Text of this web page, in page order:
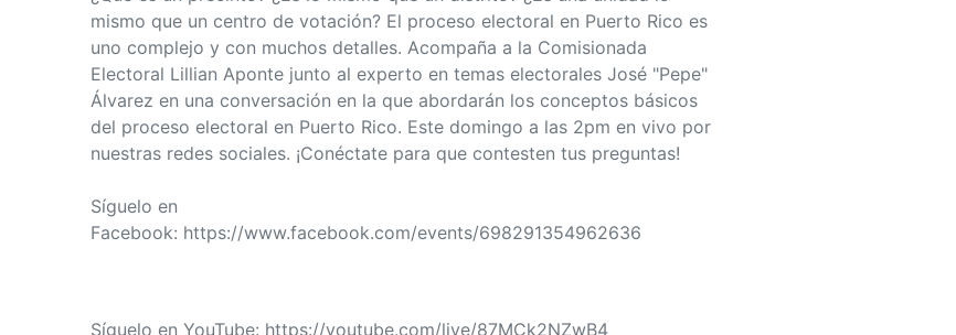
mismo que un centro de votación? El proceso electoral en Puerto Rico es
uno complejo y con muchos detalles. Acompaña a la Comisionada
Electoral Lillian Aponte junto al experto en temas electorales José "Pepe"
Álvarez en una conversación en la que abordarán los conceptos básicos
del proceso electoral en Puerto Rico. Este domingo a las 2pm en vivo por
nuestras redes sociales. ¡Conéctate para que contesten tus preguntas!
Síguelo en
Facebook: https://www.facebook.com/events/698291354962636
Síguelo en YouTube: https://youtube.com/live/87MCk2NZwB4